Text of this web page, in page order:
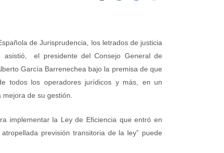
de Jurisprudencia, los letrados de justicia
asistió, el presidente del Consejo General de
García Barrenechea bajo la premisa de que
todos los operadores jurídicos y más, en un
de su gestión.
implementar la Ley de Eficiencia que entró en
previsión transitoria de la ley” puede